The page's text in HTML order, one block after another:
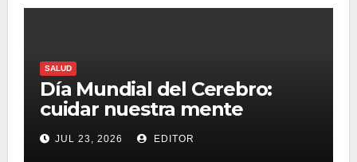
SALUD
Día Mundial del Cerebro:
cuidar nuestra mente
también es una forma de
vivir mejor
JUL 23, 2026 EDITOR